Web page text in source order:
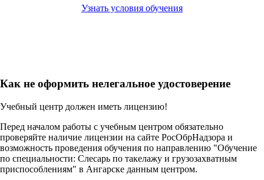
Узнать условия обучения
Как не оформить нелегальное удостоверение
Учебный центр должен иметь лицензию!
Перед началом работы с учебным центром обязательно
проверяйте наличие лицензии на сайте РосОбрНадзора и
возможность проведения обучения по направлению "Обучение
по специальности: Слесарь по такелажу и грузозахватным
приспособлениям" в Ангарске данным центром.